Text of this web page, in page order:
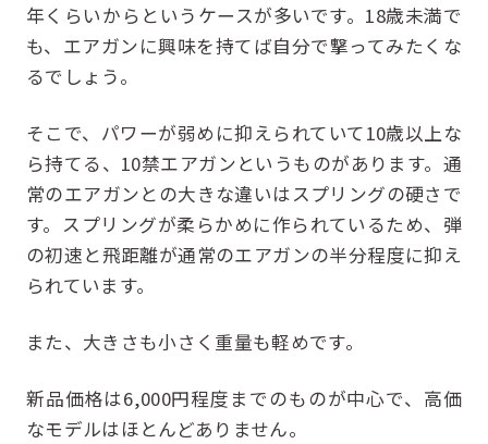
年くらいからというケースが多いです。18歳未満で
も、エアガンに興味を持てば自分で撃ってみたくな
るでしょう。
そこで、パワーが弱めに抑えられていて10歳以上な
ら持てる、10禁エアガンというものがあります。通
常のエアガンとの大きな違いはスプリングの硬さで
す。スプリングが柔らかめに作られているため、弾
の初速と飛距離が通常のエアガンの半分程度に抑え
られています。
また、大きさも小さく重量も軽めです。
新品価格は6,000円程度までのものが中心で、高価
なモデルはほとんどありません。